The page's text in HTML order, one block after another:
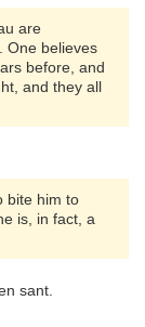
are
One believes
before, and
and they all
bite him to
is, in fact, a
sant.